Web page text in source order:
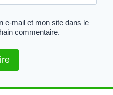
e-mail et mon site dans le
commentaire.